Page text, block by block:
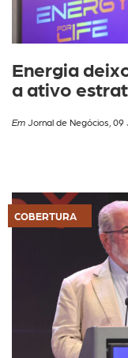
Energia
a ativo
EmJornal de Negócios, 09
COBERTURA